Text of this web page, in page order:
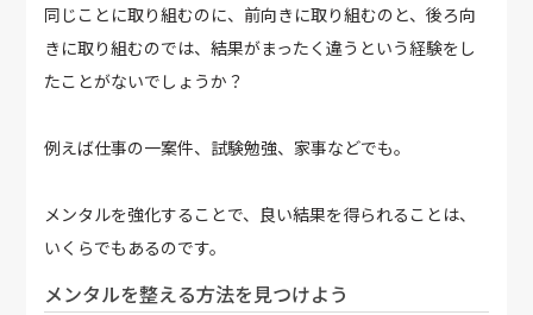
同じことに取り組むのに、前向きに取り組むのと、後ろ向
きに取り組むのでは、結果がまったく違うという経験をし
たことがないでしょうか？
例えば仕事の一案件、試験勉強、家事などでも。
メンタルを強化することで、良い結果を得られることは、
いくらでもあるのです。
メンタルを整える方法を見つけよう